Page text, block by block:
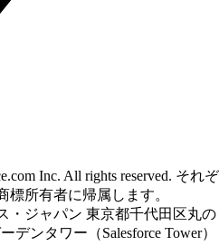
Inc. All rights reserved. それぞ
所有者に帰属します。
・ジャパン 東京都千代田区丸の
デンタワー（Salesforce Tower）